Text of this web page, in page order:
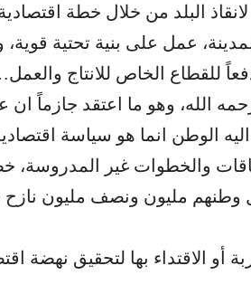
البلد من خلال خطة
عمل على بنية تحتية
للقطاع الخاص للانتاج
الله، وهو ما اعتقد جازماً
اليه الوطن انما هو سياسة
والخطوات غير المدروسة،
وطنهم مليون ونصف مليون
أو الاقتداء بها لتحقيق نهضة